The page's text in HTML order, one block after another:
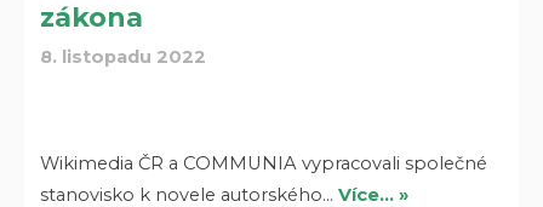
zákona
8. listopadu 2022
Wikimedia ČR a COMMUNIA vypracovali společné
stanovisko k novele autorského…Více… »